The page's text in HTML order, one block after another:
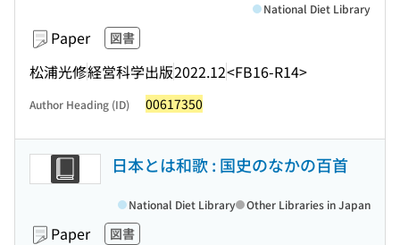
Paper 図書
松浦光修経営科学出版2022.12<FB16-R14>
National Diet Library
Author Heading (ID) 00617350
日本とは和歌 : 国史のなかの百首
Paper 図書
National Diet Library Other Libraries in Japan